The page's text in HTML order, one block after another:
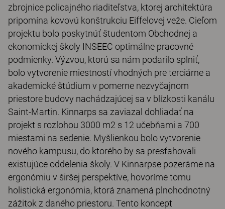
zbrojnice policajného riaditeľstva, ktorej architektúra
pripomína kovovú konštrukciu Eiffelovej veže. Cieľom
projektu bolo poskytnúť študentom Obchodnej a
ekonomickej školy INSEEC optimálne pracovné
podmienky. Výzvou, ktorú sa nám podarilo splniť,
bolo vytvorenie miestností vhodných pre terciárne a
akademické štúdium v ​​pomerne nezvyčajnom
priestore budovy nachádzajúcej sa v blízkosti kanálu
Saint-Martin. Kinnarps sa zaviazal dohliadať na
projekt s rozlohou 3000 m2 s 12 učebňami a 700
miestami na sedenie. Myšlienkou bolo vytvorenie
nového kampusu, do ktorého by sa presťahovali
existujúce oddelenia školy. V Kinnarpse pozeráme na
ergonómiu v širšej perspektíve, hovoríme tomu
holistická ergonómia, ktorá znamená plnohodnotný
zážitok z daného priestoru. Tento koncept